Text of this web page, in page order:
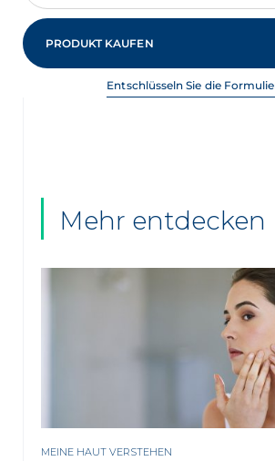
PRODUKT KAUFEN
Entschlüsseln Sie die
Mehr entdecken
MEINE HAUT VERSTEHEN